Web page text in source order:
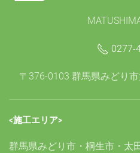
0277-
〒376-0103 群馬県みどり
<施工エリア>
群馬県みどり市・桐生市・太